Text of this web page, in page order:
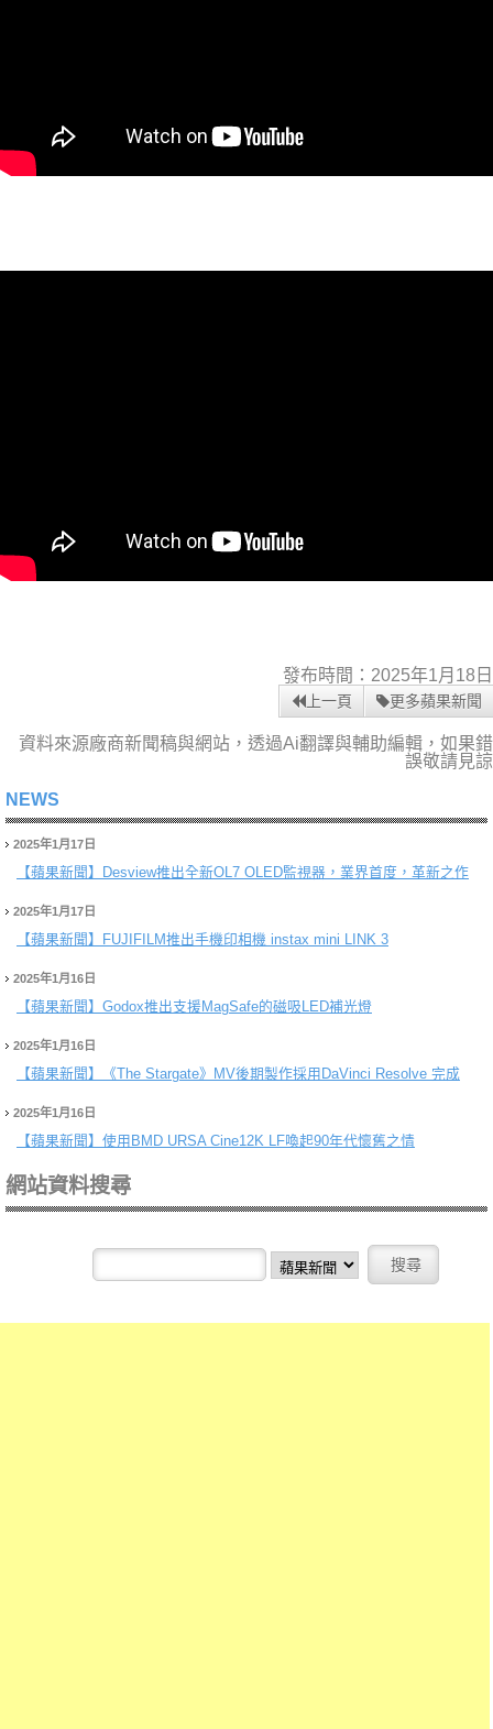
發布時間：2025年1月18日
上一頁 更多蘋果新聞
資料來源廠商新聞稿與網站，透過Ai翻譯與輔助編輯，如果錯
誤敬請見諒
NEWS
2025年1月17日
【蘋果新聞】 Desview推出全新OL7 OLED監視器，業界首度，革新之作
2025年1月17日
【蘋果新聞】 FUJIFILM推出手機印相機 instax mini LINK 3
2025年1月16日
【蘋果新聞】 Godox推出支援MagSafe的磁吸LED補光燈
2025年1月16日
【蘋果新聞】 《The Stargate》MV後期製作採用DaVinci Resolve 完成
2025年1月16日
【蘋果新聞】 使用BMD URSA Cine12K LF喚起90年代懷舊之情
網站資料搜尋